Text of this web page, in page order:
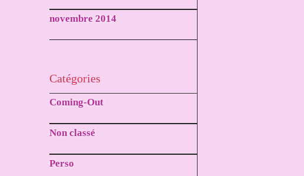
novembre 2014
Catégories
Coming-Out
Non classé
Perso